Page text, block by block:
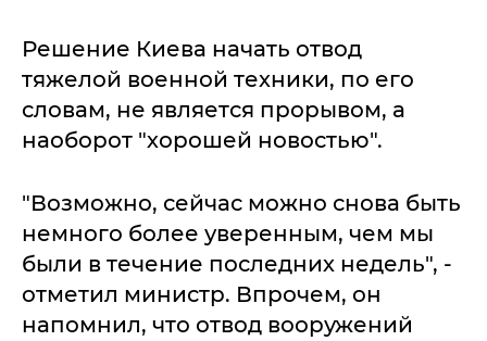
Решение Киева начать отвод
тяжелой военной техники, по его
словам, не является прорывом, а
наоборот "хорошей новостью".
"Возможно, сейчас можно снова быть
немного более уверенным, чем мы
были в течение последних недель", -
отметил министр. Впрочем, он
напомнил, что отвод вооружений